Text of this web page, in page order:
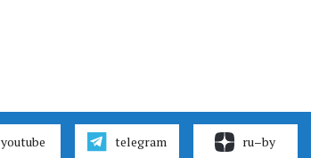
youtube telegram ru–by